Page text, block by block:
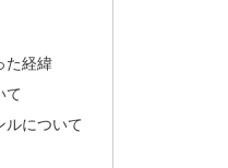
た経緯
て
ルについて